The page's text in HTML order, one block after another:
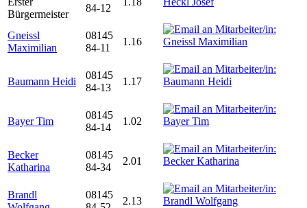
Bürgermeister
84-12
Gneissl
Maximilian
08145
84-11
1.16
Baumann Heidi
08145
84-13
1.17
Bayer Tim
08145
84-14
1.02
Becker
Katharina
08145
84-34
2.01
Brandl
08145
2.13